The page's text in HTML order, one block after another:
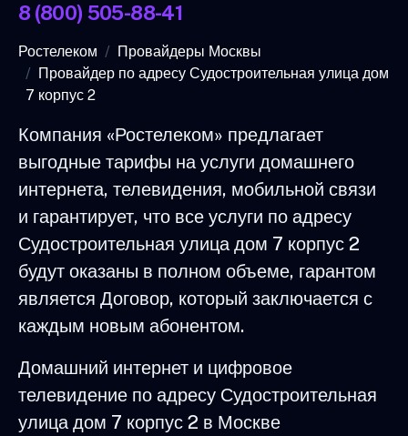
8 (800) 505-88-41
Ростелеком
Провайдеры Москвы
Провайдер по адресу Судостроительная улица дом
7 корпус 2
Компания «Ростелеком» предлагает
выгодные тарифы на услуги домашнего
интернета, телевидения, мобильной связи
и гарантирует, что все услуги по адресу
Судостроительная улица дом 7 корпус 2
будут оказаны в полном объеме, гарантом
является Договор, который заключается с
каждым новым абонентом.
Домашний интернет и цифровое
телевидение по адресу Судостроительная
улица дом 7 корпус 2 в Москве